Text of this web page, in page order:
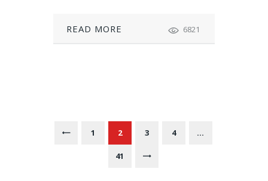
READ MORE 6821
S
<
PAGE
1 PAGE
2 PAGE
3 PAGE
4 …
PAGE
41